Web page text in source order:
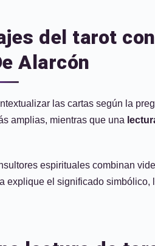
del tarot
Alarcón
las cartas según la
amplias, mientras que una
espirituales combinan
explique el significado simbólico,